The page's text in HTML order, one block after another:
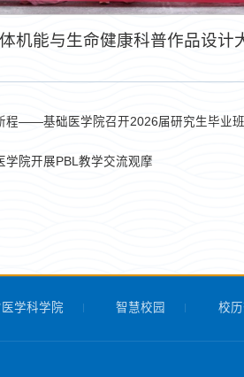
机能与生命健康科普作品设计
程——基础医学院召开2026届研究生毕业
学院开展PBL教学交流观摩
学科学院 智慧校园 校